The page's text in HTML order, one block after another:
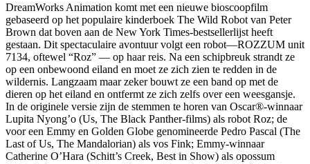
DreamWorks Animation komt met een nieuwe bioscoopfilm
gebaseerd op het populaire kinderboek The Wild Robot van Peter
Brown dat boven aan de New York Times-bestsellerlijst heeft
gestaan. Dit spectaculaire avontuur volgt een robot—ROZZUM unit
7134, oftewel “Roz” — op haar reis. Na een schipbreuk strandt ze
op een onbewoond eiland en moet ze zich zien te redden in de
wildernis. Langzaam maar zeker bouwt ze een band op met de
dieren op het eiland en ontfermt ze zich zelfs over een weesgansje.
In de originele versie zijn de stemmen te horen van Oscar®-winnaar
Lupita Nyong’o (Us, The Black Panther-films) als robot Roz; de
voor een Emmy en Golden Globe genomineerde Pedro Pascal (The
Last of Us, The Mandalorian) als vos Fink; Emmy-winnaar
Catherine O’Hara (Schitt’s Creek, Best in Show) als opossum